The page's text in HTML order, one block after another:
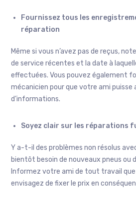
Fournissez tous les
réparation
Même si vous n’avez pas de reçus,
de service récentes et la date à
effectuées. Vous pouvez également
mécanicien pour que votre ami puisse
d’informations.
Soyez clair sur les réparations
Y a-t-il des problèmes non résolus
bientôt besoin de nouveaux pneus ou
Informez votre ami de tout travail
envisagez de fixer le prix en